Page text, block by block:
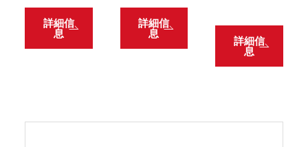
詳細信
息
詳細信
息
詳細信
息